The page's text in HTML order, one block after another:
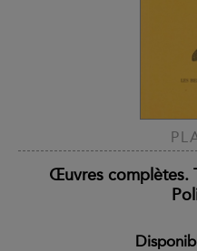
Œuvres complètes.